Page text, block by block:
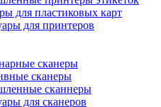
для пластиковых карт
для принтеров
сканеры
сканеры
сканнеры
для сканеров